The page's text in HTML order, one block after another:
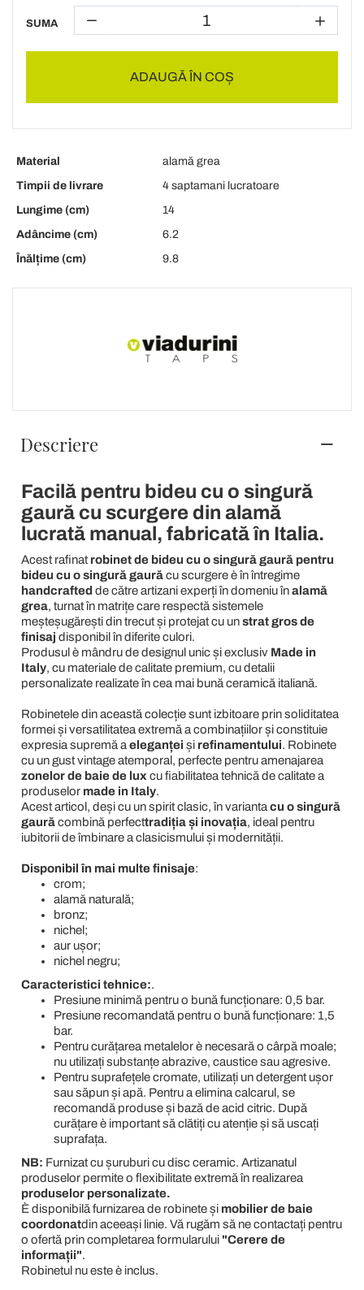
SUMA
ADAUGĂ ÎN COȘ
Material
alamă grea
Timpii de livrare
4 saptamani lucratoare
Lungime (cm)
14
Adâncime (cm)
6.2
Înălțime (cm)
9.8
Descriere
Facilă pentru bideu cu o singură
gaură cu scurgere din alamă
lucrată manual, fabricată în Italia.
Acest rafinat robinet de bideu cu o singură gaură pentru
bideu cu o singură gaurăcu scurgere è în întregime
handcrafted de către artizani experți în domeniu înalamă
grea, turnat în matrițe care respectă sistemele
meșteșugărești din trecut și protejat cu unstrat gros de
finisaj disponibil în diferite culori.
Produsul è mândru de designul unic și exclusiv Made in
Italy, cu materiale de calitate premium, cu detalii
personalizate realizate în cea mai bună ceramică italiană.
Robinetele din această colecție sunt izbitoare prin soliditatea
formei și versatilitatea extremă a combinațiilor și constituie
expresia supremă a eleganței și refinamentului. Robinete
cu un gust vintage atemporal, perfecte pentru amenajarea
zonelor de baie de lux cu fiabilitatea tehnică de calitate a
produselor made in Italy.
Acest articol, deși cu un spirit clasic, în varianta cu o singură
gaurăcombină perfecttradiția și inovația, ideal pentru
iubitorii de îmbinare a clasicismului și modernității.
Disponibil în mai multe finisaje:
crom;
alamă naturală;
bronz;
nichel;
aur ușor;
nichel negru;
Caracteristici tehnice:.
Presiune minimă pentru o bună funcționare: 0,5 bar.
Presiune recomandată pentru o bună funcționare: 1,5
bar.
Pentru curățarea metalelor è necesară o cârpă moale;
nu utilizați substanțe abrazive, caustice sau agresive.
Pentru suprafețele cromate, utilizați un detergent ușor
sau săpun și apă. Pentru a elimina calcarul, se
recomandă produse și bază de acid citric. După
curățare è important să clătiți cu atenție și să uscați
suprafața.
NB: Furnizat cu șuruburi cu disc ceramic. Artizanatul
produselor permite o flexibilitate extremă în realizarea
produselor personalizate.
È disponibilă furnizarea de robinete și mobilier de baie
coordonatdin aceeași linie. Vă rugăm să ne contactați pentru
o ofertă prin completarea formularului "Cerere de
informații".
Robinetul nu este è inclus.